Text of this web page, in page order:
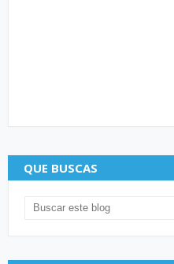
QUE BUSCAS